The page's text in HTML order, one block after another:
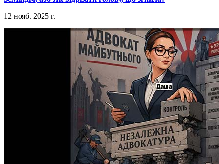
12 нояб. 2025 г.